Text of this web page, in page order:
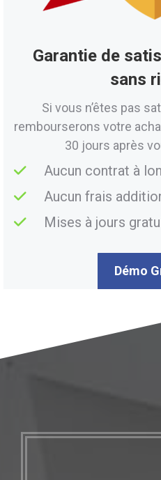
Garantie de
sans
Si vous n’êtes pas
rembourserons votre
30 jours après
Aucun contrat à
Aucun frais
Mises à jours
Démo